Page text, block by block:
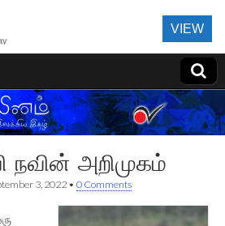
நவின் அறிமுகம்
3, 2022 • 0 Comments
VIEW